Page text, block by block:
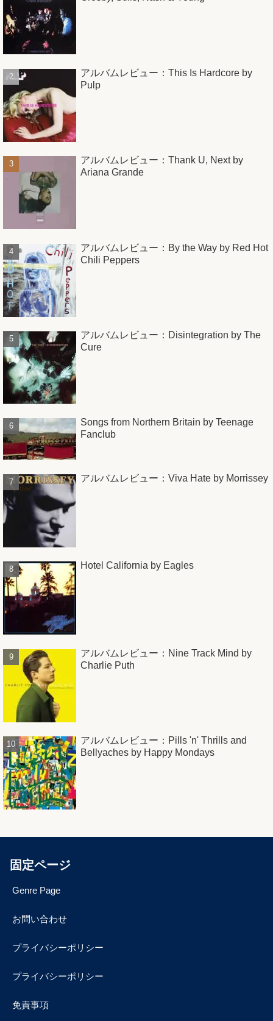
アルバムレビュー：This Is Hardcore by
Pulp
アルバムレビュー：Thank U, Next by
Ariana Grande
アルバムレビュー：By the Way by Red Hot
Chili Peppers
アルバムレビュー：Disintegration by The
Cure
Songs from Northern Britain by Teenage
Fanclub
アルバムレビュー：Viva Hate by Morrissey
Hotel California by Eagles
アルバムレビュー：Nine Track Mind by
Charlie Puth
アルバムレビュー：Pills 'n' Thrills and
Bellyaches by Happy Mondays
固定ページ
Genre Page
お問い合わせ
プライバシーポリシー
プライバシーポリシー
免責事項